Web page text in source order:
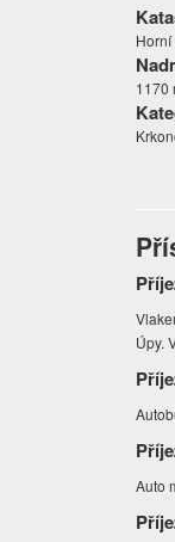
1170
Úpy.
Auto